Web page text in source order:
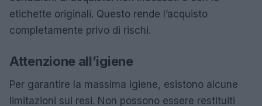
etichette originali. Questo rende l’acquisto
completamente privo di rischi.
Attenzione all’igiene
Per garantire la massima igiene, esistono alcune
limitazioni sui resi. Non possono essere restituiti